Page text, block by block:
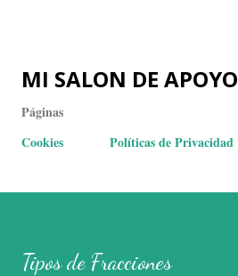
MI SALON DE APOYO
Páginas
Cookies
Políticas de Privacidad
Tipos de Fracciones